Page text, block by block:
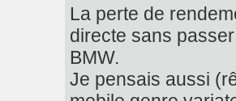
La perte de
directe sans
BMW.
Je pensais aussi